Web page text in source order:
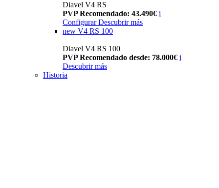
Diavel V4 RS
PVP Recomendado: 43.490€ i
Configurar Descubrir más
new V4 RS 100
Diavel V4 RS 100
PVP Recomendado desde: 78.000€ i
Descubrir más
Historia